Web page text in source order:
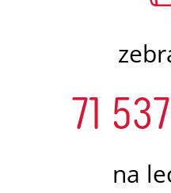
71
na